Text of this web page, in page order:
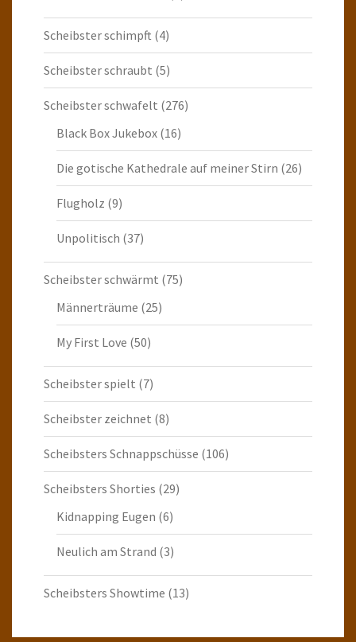
Scheibster schimpft (4)
Scheibster schraubt (5)
Scheibster schwafelt (276)
Black Box Jukebox (16)
Die gotische Kathedrale auf meiner Stirn (26)
Flugholz (9)
Unpolitisch (37)
Scheibster schwärmt (75)
Männerträume (25)
My First Love (50)
Scheibster spielt (7)
Scheibster zeichnet (8)
Scheibsters Schnappschüsse (106)
Scheibsters Shorties (29)
Kidnapping Eugen (6)
Neulich am Strand (3)
Scheibsters Showtime (13)